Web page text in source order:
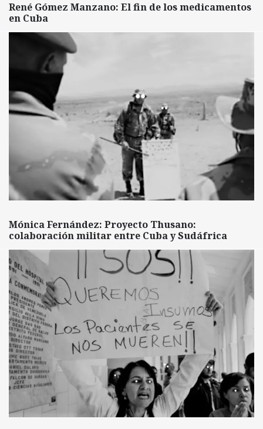
René Gómez Manzano: El fin de los medicamentos
en Cuba
Mónica Fernández: Proyecto Thusano:
colaboración militar entre Cuba y Sudáfrica